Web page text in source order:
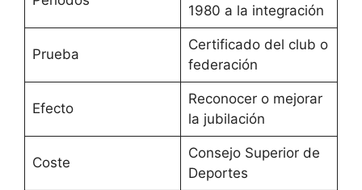
1980 a la integración
Prueba
Certificado del club o
federación
Efecto
Reconocer o mejorar
la jubilación
Coste
Consejo Superior de
Deportes